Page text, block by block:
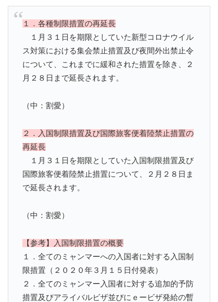
１．各種制限措置の再延長
１月３１日を期限としていた新型コロナウイル
ス対策における集会禁止措置及び夜間外出禁止令
について、これまでに緩和された措置を除き、２
月２８日まで延長されます。
（中：割愛）
２．入国制限措置及び国際旅客便着陸禁止措置の
再延長
１月３１日を期限としていた入国制限措置及び
国際旅客便着陸禁止措置について、２月２８日ま
で延長されます。
（中：割愛）
【参考】入国制限措置の概要
１．全てのミャンマーへの入国者に対する入国制
限措置（２０２０年３月１５日付発表）
２．全てのミャンマー入国者に対する追加的予防
措置及びアライバルビザ並びにｅービザ発給の暫